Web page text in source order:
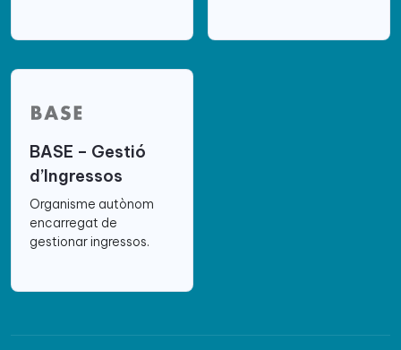
BASE – Gestió
d’Ingressos
Organisme autònom
encarregat de
gestionar ingressos.